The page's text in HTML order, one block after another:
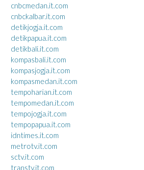
cnbcmedan.it.com
cnbckalbar.it.com
detikjogja.it.com
detikpapua.it.com
detikbali.it.com
kompasbali.it.com
kompasjogja.it.com
kompasmedan.it.com
tempoharian.it.com
tempomedan.it.com
tempojogja.it.com
tempopapua.it.com
idntimes.it.com
metrotv.it.com
sctv.it.com
transtv.it.com